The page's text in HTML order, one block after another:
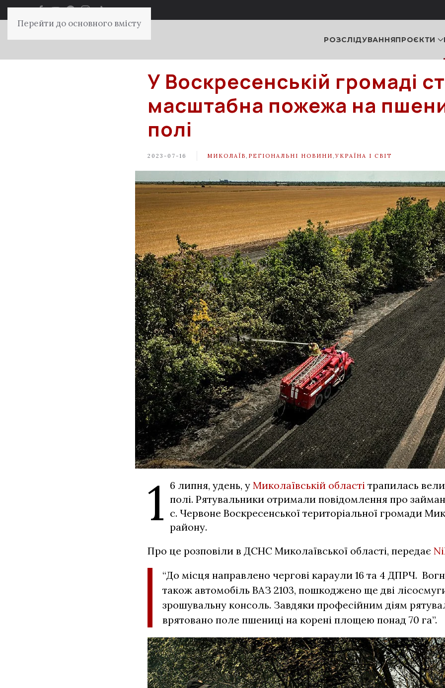
Перейти до основного вмісту
РОЗСЛІДУВАННЯПРОЄКТИ
У Воскресенській громаді
масштабна пожежа на
полі
2023-07-16 МИКОЛАЇВ РЕГІОНАЛЬНІ НОВИНИ УКРАЇНА І СВІТ
1 6 липня, удень, у Миколаївській області трапилась
полі. Рятувальники отримали повідомлення про
с. Червоне Воскресенської територіальної громади
району.
Про це розповіли в ДСНС Миколаївської області, передає
“До місця направлено чергові караули 16 та 4 ДПРЧ.
також автомобіль ВАЗ 2103, пошкоджено ще дві
зрошувальну консоль. Завдяки професійним діям
врятовано поле пшениці на корені площею понад 70 га”.